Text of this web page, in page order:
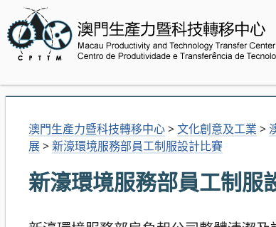
澳門生產力暨科技轉移中心>文化創意及工業 >
展>新濠環境服務部員工制服設計比賽
新濠環境服務部員工制服